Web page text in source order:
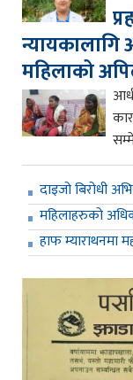
न्यायकालागि
महिलाको
दाइजो बिरोधी
महिलाहरुको
हाफ म्याराथनमा